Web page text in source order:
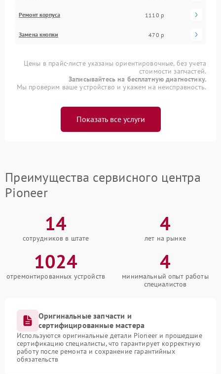
Ремонт корпуса 1110 р
Замена кнопки 470 р
Цены в прайс-листе указаны ориентировочные, без учета
стоимости запчастей.
Записывайтесь на бесплатную диагностику.
Мы проверим ваше устройство и укажем на неисправность.
Показать все услуги
Преимущества сервисного центра
Pioneer
14
сотрудников в штате
4
лет на рынке
1024
отремонтированных устройств
4
минимальный опыт работы
специалистов
Оригинальные запчасти и
сертифицированные мастера
Используются оригинальные детали Pioneer и прошедшие
сертификацию специалисты, что гарантирует корректную
работу после ремонта и сохранение гарантийных
обязательств